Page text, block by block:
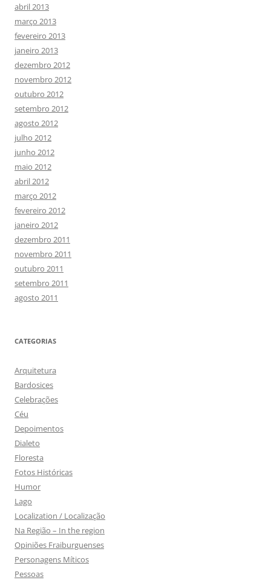
abril 2013
março 2013
fevereiro 2013
janeiro 2013
dezembro 2012
novembro 2012
outubro 2012
setembro 2012
agosto 2012
julho 2012
junho 2012
maio 2012
abril 2012
março 2012
fevereiro 2012
janeiro 2012
dezembro 2011
novembro 2011
outubro 2011
setembro 2011
agosto 2011
CATEGORIAS
Arquitetura
Bardosices
Celebrações
Céu
Depoimentos
Dialeto
Floresta
Fotos Históricas
Humor
Lago
Localization / Localização
Na Região – In the region
Opiniões Fraiburguenses
Personagens Míticos
Pessoas